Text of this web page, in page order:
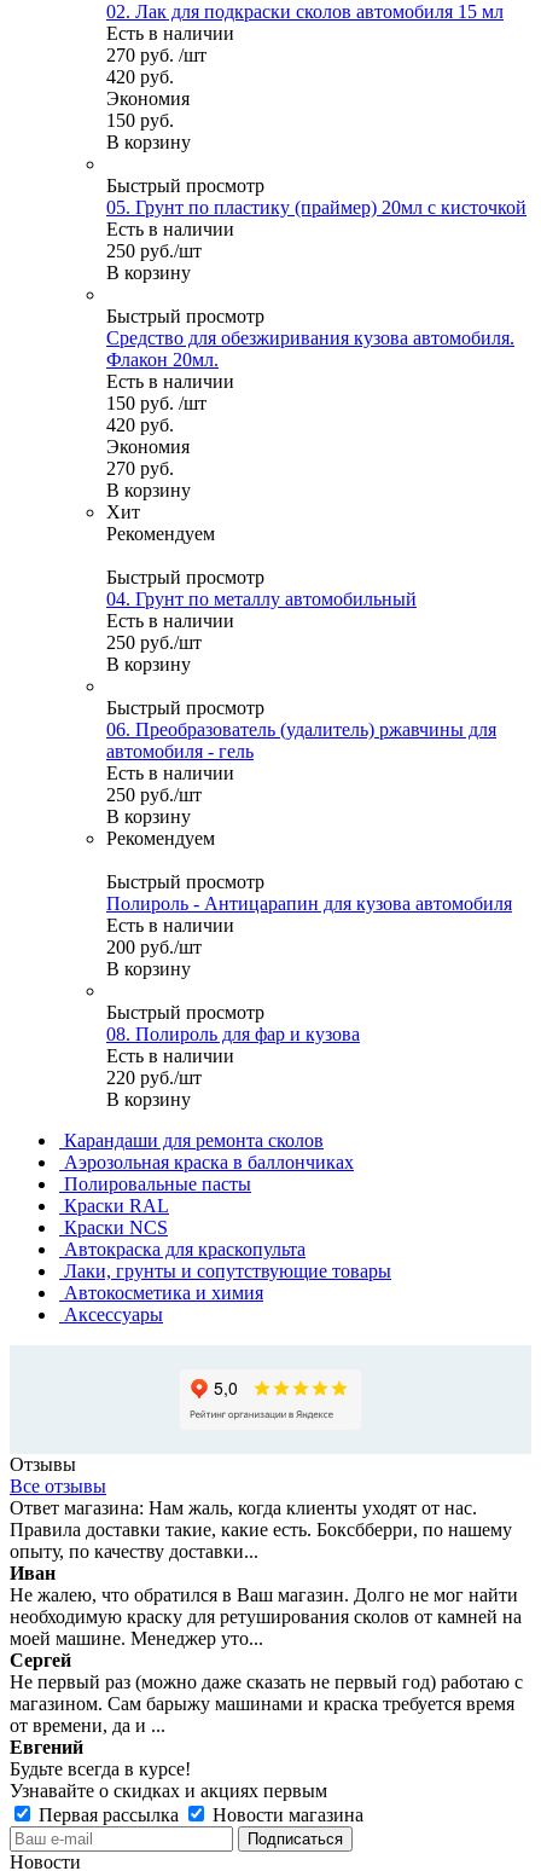
02. Лак для подкраски сколов автомобиля 15 мл
Есть в наличии
270 руб. /шт
420 руб.
Экономия
150 руб.
В корзину
Быстрый просмотр
05. Грунт по пластику (праймер) 20мл с кисточкой
Есть в наличии
250 руб./шт
В корзину
Быстрый просмотр
Средство для обезжиривания кузова автомобиля.
Флакон 20мл.
Есть в наличии
150 руб. /шт
420 руб.
Экономия
270 руб.
В корзину
Хит
Рекомендуем
Быстрый просмотр
04. Грунт по металлу автомобильный
Есть в наличии
250 руб./шт
В корзину
Быстрый просмотр
06. Преобразователь (удалитель) ржавчины для
автомобиля - гель
Есть в наличии
250 руб./шт
В корзину
Рекомендуем
Быстрый просмотр
Полироль - Антицарапин для кузова автомобиля
Есть в наличии
200 руб./шт
В корзину
Быстрый просмотр
08. Полироль для фар и кузова
Есть в наличии
220 руб./шт
В корзину
Карандаши для ремонта сколов
Аэрозольная краска в баллончиках
Полировальные пасты
Краски RAL
Краски NCS
Автокраска для краскопульта
Лаки, грунты и сопутствующие товары
Автокосметика и химия
Аксессуары
Отзывы
Все отзывы
Ответ магазина: Нам жаль, когда клиенты уходят от нас.
Правила доставки такие, какие есть. Боксбберри, по нашему
опыту, по качеству доставки...
Иван
Не жалею, что обратился в Ваш магазин. Долго не мог найти
необходимую краску для ретуширования сколов от камней на
моей машине. Менеджер уто...
Сергей
Не первый раз (можно даже сказать не первый год) работаю с
магазином. Сам барыжу машинами и краска требуется время
от времени, да и ...
Евгений
Будьте всегда в курсе!
Узнавайте о скидках и акциях первым
Первая рассылка
Новости магазина
Новости